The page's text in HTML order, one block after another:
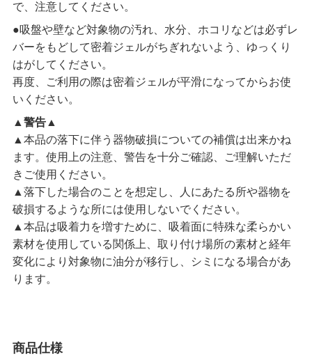
で、注意してください。
●吸盤や壁など対象物の汚れ、水分、ホコリなどは必ずレ
バーをもどして密着ジェルがちぎれないよう、ゆっくり
はがしてください。
再度、ご利用の際は密着ジェルが平滑になってからお使
いください。
▲警告▲
▲本品の落下に伴う器物破損についての補償は出来かね
ます。使用上の注意、警告を十分ご確認、ご理解いただ
きご使用ください。
▲落下した場合のことを想定し、人にあたる所や器物を
破損するような所には使用しないでください。
▲本品は吸着力を増すために、吸着面に特殊な柔らかい
素材を使用している関係上、取り付け場所の素材と経年
変化により対象物に油分が移行し、シミになる場合があ
ります。
商品仕様